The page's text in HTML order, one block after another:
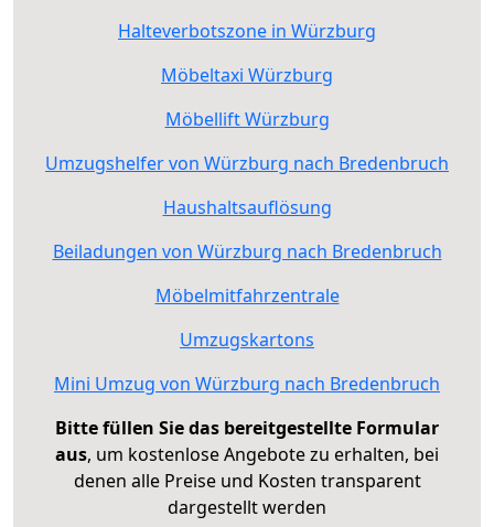
Halteverbotszone in Würzburg
Möbeltaxi Würzburg
Möbellift Würzburg
Umzugshelfer von Würzburg nach Bredenbruch
Haushaltsauflösung
Beiladungen von Würzburg nach Bredenbruch
Möbelmitfahrzentrale
Umzugskartons
Mini Umzug von Würzburg nach Bredenbruch
Bitte füllen Sie das bereitgestellte Formular
aus, um kostenlose Angebote zu erhalten, bei
denen alle Preise und Kosten transparent
dargestellt werden